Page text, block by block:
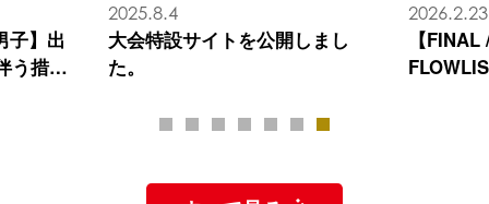
しまし
2026.2.23
【FINAL / DAY2総評】女子は
FLOWLISH GUNMAが3度目の挑
SHINAGAWA CITYが初優勝
【